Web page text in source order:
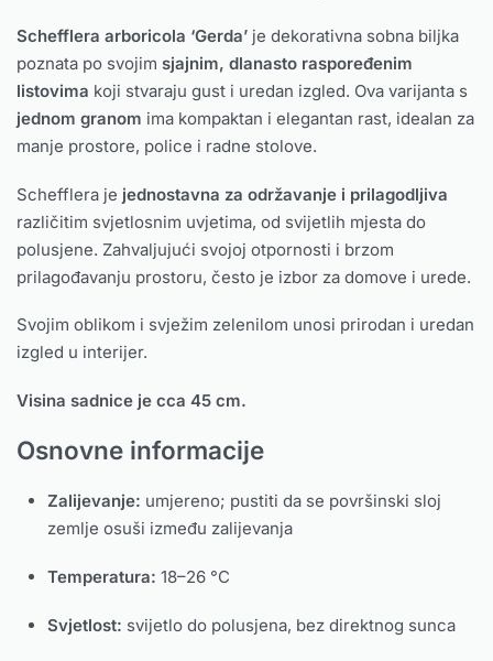
Schefflera arboricola ‘Gerda’ je dekorativna sobna biljka
poznata po svojim sjajnim, dlanasto raspoređenim
listovima koji stvaraju gust i uredan izgled. Ova varijanta s
jednom granom ima kompaktan i elegantan rast, idealan za
manje prostore, police i radne stolove.
Schefflera je jednostavna za održavanje i prilagodljiva
različitim svjetlosnim uvjetima, od svijetlih mjesta do
polusjene. Zahvaljujući svojoj otpornosti i brzom
prilagođavanju prostoru, često je izbor za domove i urede.
Svojim oblikom i svježim zelenilom unosi prirodan i uredan
izgled u interijer.
Visina sadnice je cca 45 cm.
Osnovne informacije
Zalijevanje: umjereno; pustiti da se površinski sloj
zemlje osuši između zalijevanja
Temperatura: 18–26 °C
Svjetlost: svijetlo do polusjena, bez direktnog sunca